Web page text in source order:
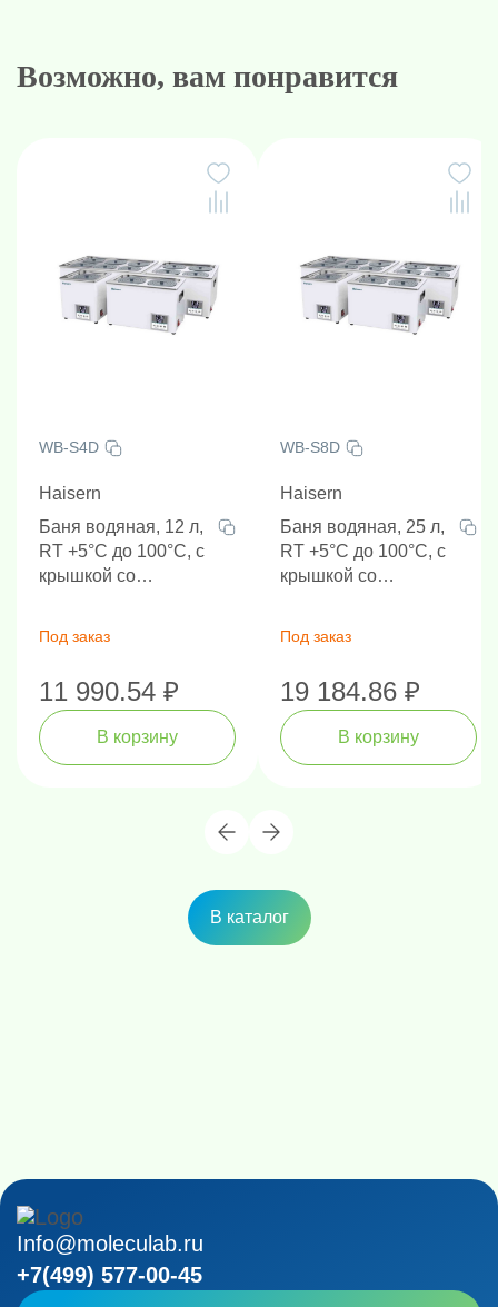
Возможно, вам понравится
WB-S4D
Haisern
Баня водяная, 12 л,
RT +5°C до 100°C, с
крышкой со
вкладышами
Под заказ
11 990.54 ₽
В корзину
WB-S8D
Haisern
Баня водяная, 25 л,
RT +5°C до 100°C, с
крышкой со
вкладышами
Под заказ
19 184.86 ₽
В корзину
В каталог
Info@moleculab.ru
+7(499) 577-00-45